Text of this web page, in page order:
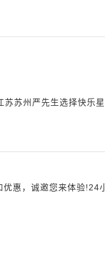
苏州严先生选择快乐
惠，诚邀您来体验!24